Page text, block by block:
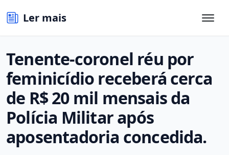
Ler mais
Tenente-coronel réu por
feminicídio receberá cerca
de R$ 20 mil mensais da
Polícia Militar após
aposentadoria concedida.